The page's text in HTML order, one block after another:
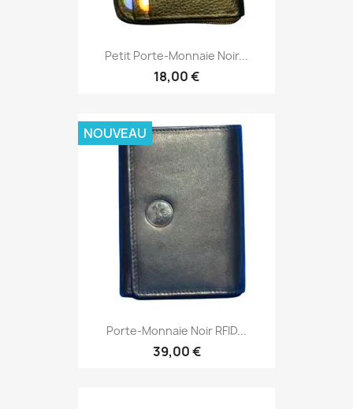
Petit Porte-Monnaie Noir...
18,00 €
Porte-Monnaie Noir RFID...
39,00 €
NOUVEAU